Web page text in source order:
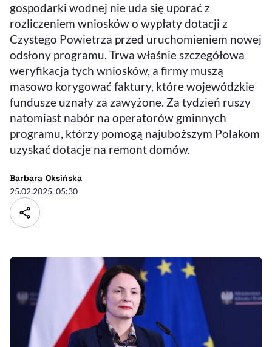
, otwiera się w nowym oknie
Zgłoś problem
, otwiera się w
gospodarki wodnej nie uda się uporać z
rozliczeniem wniosków o wypłaty dotacji z
Czystego Powietrza przed uruchomieniem nowej
odsłony programu. Trwa właśnie szczegółowa
weryfikacja tych wniosków, a firmy muszą
masowo korygować faktury, które wojewódzkie
fundusze uznały za zawyżone. Za tydzień ruszy
natomiast nabór na operatorów gminnych
programu, którzy pomogą najuboższym Polakom
uzyskać dotacje na remont domów.
Barbara Oksińska- autor artykułu - profil
25.02.2025, 05:30